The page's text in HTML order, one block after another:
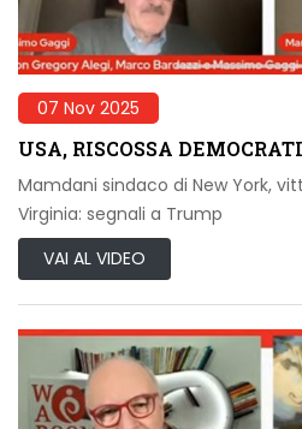
07 Nov 2025
USA, RISCOSSA
Mamdani sindaco di New York,
Virginia: segnali a Trump
VAI AL VIDEO